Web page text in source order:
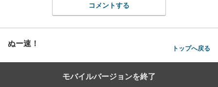
コメントする
ぬー速！ トップへ戻る
モバイルバージョンを終了